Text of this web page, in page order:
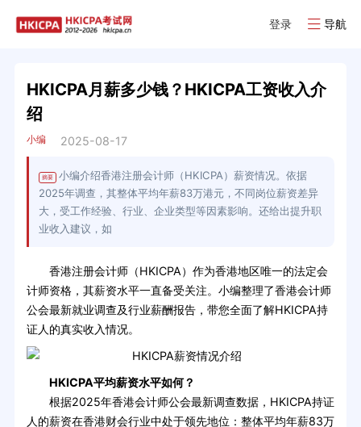
登录 导航
HKICPA月薪多少钱？HKICPA工资收入介
绍
小编 2025-08-17
摘要
小编介绍香港注册会计师（HKICPA）薪资情况。依据
2025年调查，其整体平均年薪83万港元，不同岗位薪资差异
大，受工作经验、行业、企业类型等因素影响。还给出提升职
业收入建议，如
香港注册会计师（HKICPA）作为香港地区唯一的法定会
计师资格，其薪资水平一直备受关注。小编整理了香港会计师
公会最新就业调查及行业薪酬报告，带您全面了解HKICPA持
证人的真实收入情况。
HKICPA平均薪资水平如何？
根据2025年香港会计师公会最新调查数据，HKICPA持证
人的薪资在香港财会行业中处于领先地位：整体平均年薪83万